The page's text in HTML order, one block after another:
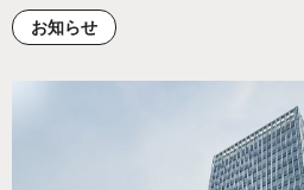
お知らせ